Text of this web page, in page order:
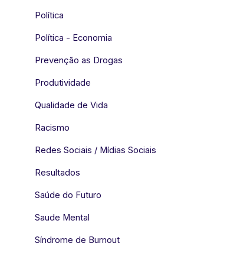
Política
Política - Economia
Prevenção as Drogas
Produtividade
Qualidade de Vida
Racismo
Redes Sociais / Mídias Sociais
Resultados
Saúde do Futuro
Saude Mental
Síndrome de Burnout